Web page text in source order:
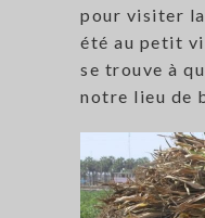
pour visiter
été au petit
se trouve à
notre lieu de